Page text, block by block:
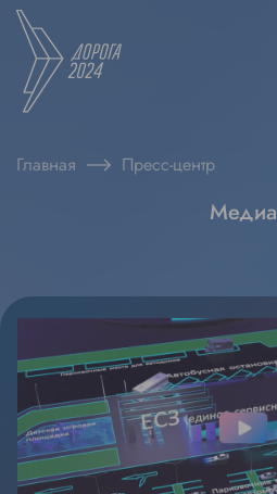
Главная Пресс-центр
Медиа